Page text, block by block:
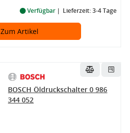
Verfügbar Lieferzeit: 3-4 Tage
Zum Artikel
BOSCH Öldruckschalter 0 986
344 052